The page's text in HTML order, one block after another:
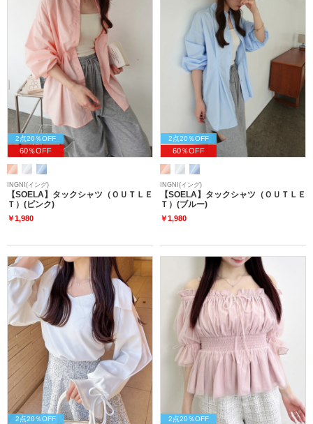
2点20％OFF
60％OFF
INGNI(イング)
【SOELA】タックシャツ（ＯＵＴＬＥ
Ｔ）(ピンク)
￥1,980
2点20％OFF
60％OFF
INGNI(イング)
【SOELA】タックシャツ（ＯＵＴＬＥ
Ｔ）(ブルー)
￥1,980
2点20％OFF 2点20％OFF